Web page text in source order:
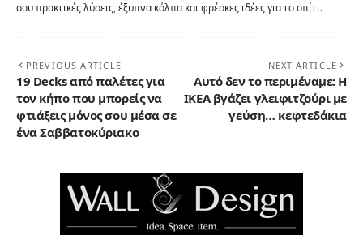
σου πρακτικές λύσεις, έξυπνα κόλπα και φρέσκες ιδέες για το σπίτι.
PREVIOUS ARTICLE
19 Decks από παλέτες για
τον κήπο που μπορείς να
φτιάξεις μόνος σου μέσα σε
ένα Σαββατοκύριακο
NEXT ARTICLE
Αυτό δεν το περιμέναμε: Η
IKEA βγάζει γλειφιτζούρι με
γεύση… κεφτεδάκια